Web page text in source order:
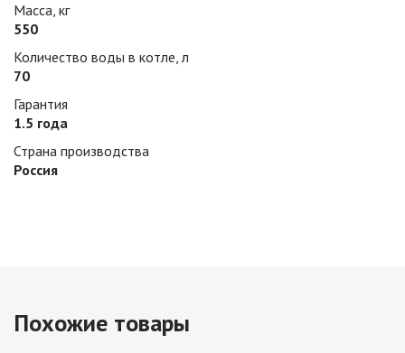
Масса, кг
550
Количество воды в котле, л
70
Гарантия
1.5 года
Страна производства
Россия
Похожие товары